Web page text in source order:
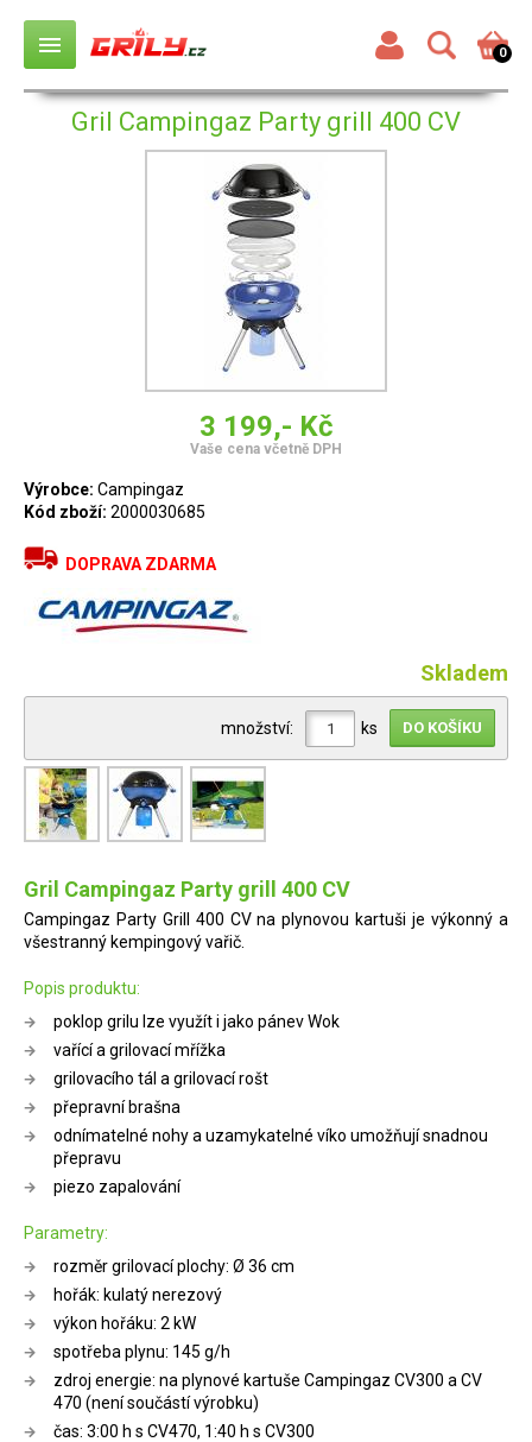
0
menu
Gril Campingaz Party grill 400 CV
3 199,- Kč
Vaše cena včetně DPH
Výrobce: Campingaz
Kód zboží: 2000030685
DOPRAVA ZDARMA
Skladem
množství: ks
Gril Campingaz Party grill 400 CV
Campingaz Party Grill 400 CV na plynovou kartuši je výkonný a
všestranný kempingový vařič.
Popis produktu:
poklop grilu lze využít i jako pánev Wok
vařící a grilovací mřížka
grilovacího tál a grilovací rošt
přepravní brašna
odnímatelné nohy a uzamykatelné víko umožňují snadnou
přepravu
piezo zapalování
Parametry:
rozměr grilovací plochy: Ø 36 cm
hořák: kulatý nerezový
výkon hořáku: 2 kW
spotřeba plynu: 145 g/h
zdroj energie: na plynové kartuše Campingaz CV300 a CV
470 (není součástí výrobku)
čas: 3:00 h s CV470, 1:40 h s CV300